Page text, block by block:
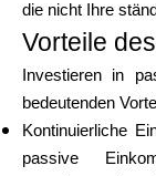
die nicht Ihre
Vorteile
Investieren in
bedeutenden
Kontinuierliche
passive